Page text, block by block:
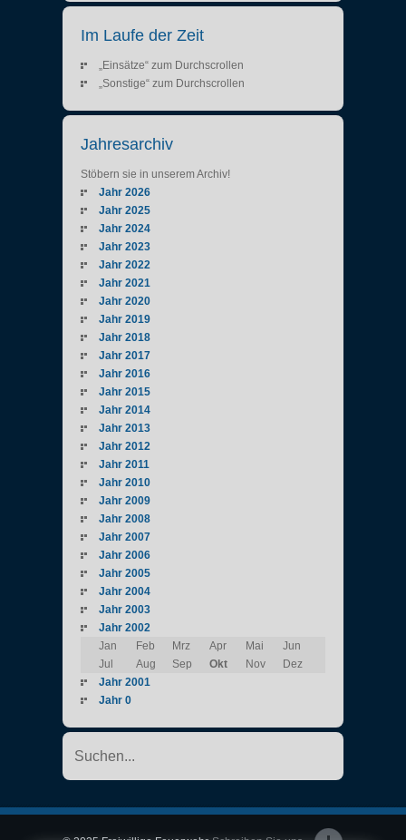
Im Laufe der Zeit
„Einsätze“ zum Durchscrollen
„Sonstige“ zum Durchscrollen
Jahresarchiv
Stöbern sie in unserem Archiv!
Jahr 2026
Jahr 2025
Jahr 2024
Jahr 2023
Jahr 2022
Jahr 2021
Jahr 2020
Jahr 2019
Jahr 2018
Jahr 2017
Jahr 2016
Jahr 2015
Jahr 2014
Jahr 2013
Jahr 2012
Jahr 2011
Jahr 2010
Jahr 2009
Jahr 2008
Jahr 2007
Jahr 2006
Jahr 2005
Jahr 2004
Jahr 2003
Jahr 2002
Jan
Feb Mrz Apr Mai
Jun
Jul
Aug Sep Okt Nov
Dez
Jahr 2001
Jahr 0